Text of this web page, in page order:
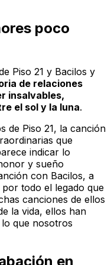
poco
Piso 21 y Bacilos y
de relaciones
insalvables,
el sol y la luna.
de Piso 21, la canción
que
indicar lo
y sueño
con Bacilos, a
todo el legado que
canciones de ellos
la vida, ellos han
que nosotros
en